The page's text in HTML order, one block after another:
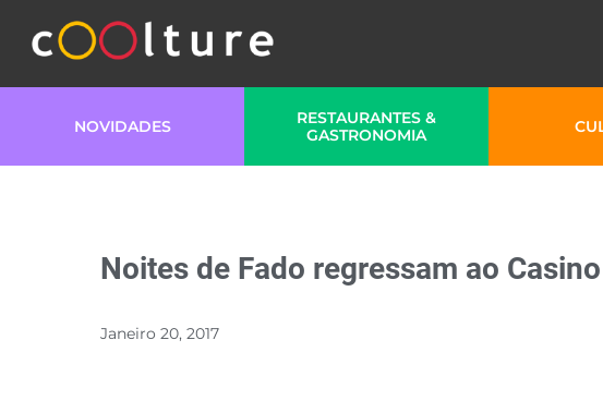
NOVIDADES
RESTAURANTES &
GASTRONOMIA
Noites de Fado regressam ao
Janeiro 20, 2017